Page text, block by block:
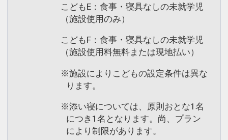
こどもE：食事・寝具なしの未就学児
（施設使用のみ）
こどもF：食事・寝具なしの未就学児
（施設使用料無料または現地払い）
※施設によりこどもの設定条件は異な
ります。
※添い寝については、原則おとな1名
につき1名となります。尚、プラン
により制限があります。